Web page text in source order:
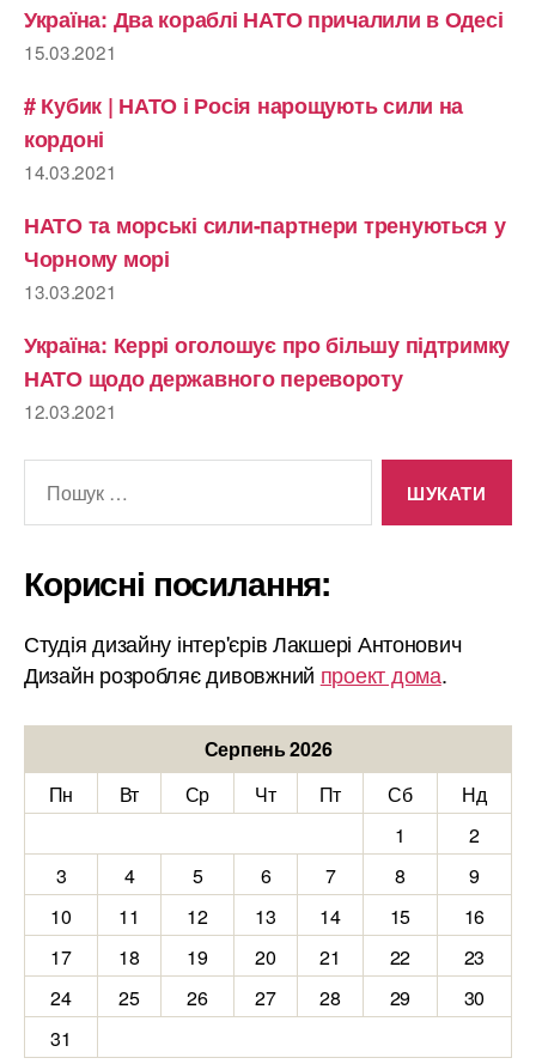
Україна: Два кораблі НАТО причалили в Одесі
15.03.2021
# Кубик | НАТО і Росія нарощують сили на
кордоні
14.03.2021
НАТО та морські сили-партнери тренуються у
Чорному морі
13.03.2021
Україна: Керрі оголошує про більшу підтримку
НАТО щодо державного перевороту
12.03.2021
Корисні посилання:
Студія дизайну інтер'єрів Лакшері Антонович
Дизайн розробляє дивовжний проект дома.
Серпень 2026
Пн
Вт Ср Чт Пт Сб
Нд
1
2
3
4 5 6 7 8
9
10
11 12 13 14 15
16
17
18 19 20 21 22
23
24
25 26 27 28 29
30
31